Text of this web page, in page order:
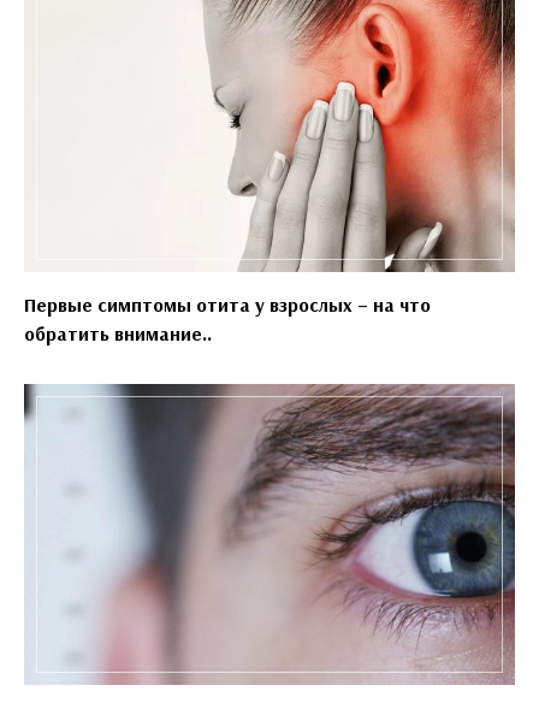
Первые симптомы отита у взрослых – на что
обратить внимание..